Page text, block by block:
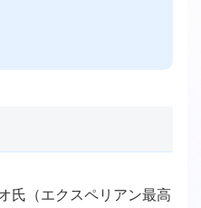
氏（エクスペリアン最高